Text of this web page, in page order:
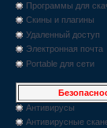
Программы для
Скины и плагины
Удаленный доступ
Электронная почта
Portable для сети
Антивирусы
Антивирусные